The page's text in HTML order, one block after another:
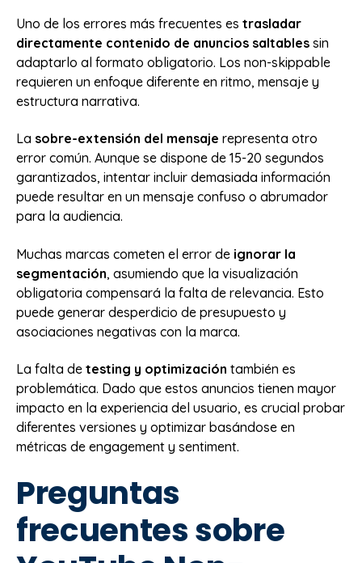
Uno de los errores más frecuentes es trasladar
directamente contenido de anuncios saltables sin
adaptarlo al formato obligatorio. Los non-skippable
requieren un enfoque diferente en ritmo, mensaje y
estructura narrativa.
La sobre-extensión del mensaje representa otro
error común. Aunque se dispone de 15-20 segundos
garantizados, intentar incluir demasiada información
puede resultar en un mensaje confuso o abrumador
para la audiencia.
Muchas marcas cometen el error de ignorar la
segmentación, asumiendo que la visualización
obligatoria compensará la falta de relevancia. Esto
puede generar desperdicio de presupuesto y
asociaciones negativas con la marca.
La falta de testing y optimización también es
problemática. Dado que estos anuncios tienen mayor
impacto en la experiencia del usuario, es crucial probar
diferentes versiones y optimizar basándose en
métricas de engagement y sentiment.
Preguntas
frecuentes sobre